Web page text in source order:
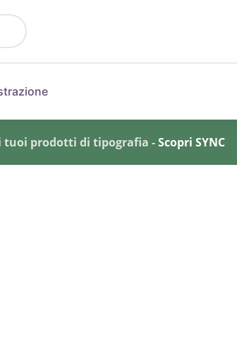
tuoi prodotti di tipografia -Scopri SYNC